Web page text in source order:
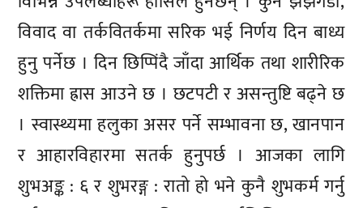
विवाद वा तर्कवितर्कमा सरिक भई निर्णय दिन बाध्य
हुनु पर्नेछ । दिन छिप्पिंदै जाँदा आर्थिक तथा शारीरिक
शक्तिमा ह्रास आउने छ । छटपटी र असन्तुष्टि बढ्ने छ
। स्वास्थ्यमा हलुका असर पर्ने सम्भावना छ, खानपान
र आहारविहारमा सतर्क हुनुपर्छ । आजका लागि
शुभअङ्क : ६ र शुभरङ्ग : रातो हो भने कुनै शुभकर्म गर्नु